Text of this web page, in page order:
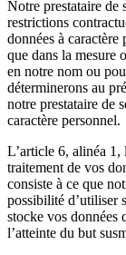
Notre prestataire de
restrictions
données à caractère
que dans la mesure
en notre nom ou
déterminerons au
notre prestataire de
caractère personnel.
L’article 6, alinéa
traitement de vos
consiste à ce que
possibilité d’utiliser
stocke vos données
l’atteinte du but